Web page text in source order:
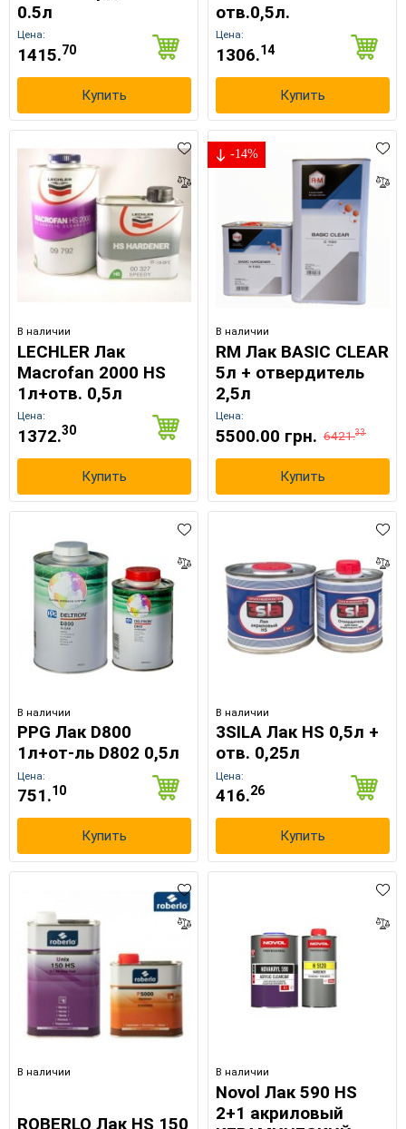
0.5л
Цена:
1415.70
Купить
отв.0,5л.
Цена:
1306.14
Купить
В наличии
LECHLER Лак
Macrofan 2000 HS
1л+отв. 0,5л
Цена:
1372.30
Купить
-14%
В наличии
RM Лак BASIC CLEAR
5л + отвердитель
2,5л
Цена:
5500.00 грн. 6421.33
Купить
В наличии
PPG Лак D800
1л+от-ль D802 0,5л
Цена:
751.10
Купить
В наличии
3SILA Лак HS 0,5л +
отв. 0,25л
Цена:
416.26
Купить
В наличии
ROBERLO Лак HS 150
В наличии
Novol Лак 590 HS
2+1 акриловый